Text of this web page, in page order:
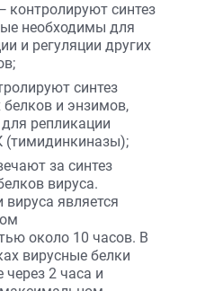
контролируют синтез
необходимы для
и регуляции других
синтез
белков и энзимов,
репликации
(тимидинкиназы);
за синтез
вируса.
является
около 10 часов. В
вирусные белки
2 часа и